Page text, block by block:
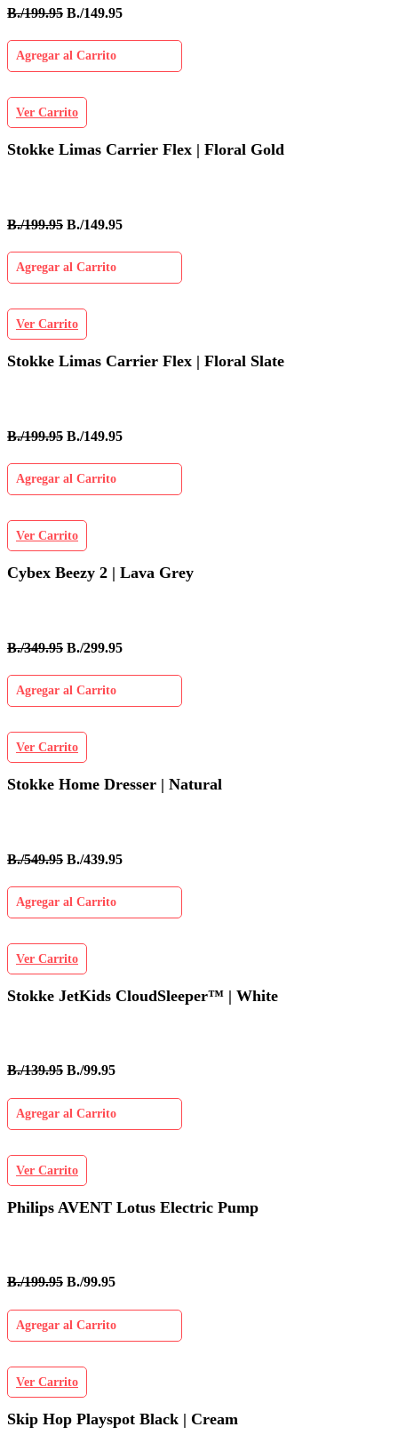
B./199.95 B./149.95
Agregar al Carrito
Ver Carrito
Stokke Limas Carrier Flex | Floral Gold
B./199.95 B./149.95
Agregar al Carrito
Ver Carrito
Stokke Limas Carrier Flex | Floral Slate
B./199.95 B./149.95
Agregar al Carrito
Ver Carrito
Cybex Beezy 2 | Lava Grey
B./349.95 B./299.95
Agregar al Carrito
Ver Carrito
Stokke Home Dresser | Natural
B./549.95 B./439.95
Agregar al Carrito
Ver Carrito
Stokke JetKids CloudSleeper™ | White
B./139.95 B./99.95
Agregar al Carrito
Ver Carrito
Philips AVENT Lotus Electric Pump
B./199.95 B./99.95
Agregar al Carrito
Ver Carrito
Skip Hop Playspot Black | Cream